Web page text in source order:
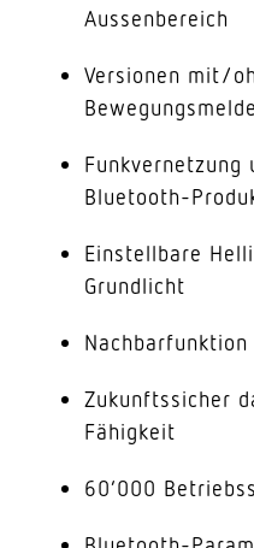
Aussenbereich
Versionen mit/
Bluetooth-
Einstellbare
Grundlicht
Zukunftssicher
Fähigkeit
60’000